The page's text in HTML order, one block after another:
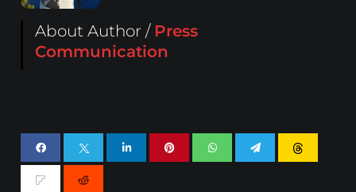
About Author / Press
Communication